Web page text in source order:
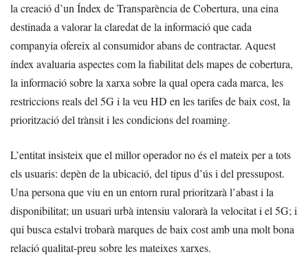
la creació d’un Índex de Transparència de Cobertura, una eina
destinada a valorar la claredat de la informació que cada
companyia ofereix al consumidor abans de contractar. Aquest
índex avaluaria aspectes com la fiabilitat dels mapes de cobertura,
la informació sobre la xarxa sobre la qual opera cada marca, les
restriccions reals del 5G i la veu HD en les tarifes de baix cost, la
priorització del trànsit i les condicions del roaming.
L’entitat insisteix que el millor operador no és el mateix per a tots
els usuaris: depèn de la ubicació, del tipus d’ús i del pressupost.
Una persona que viu en un entorn rural prioritzarà l’abast i la
disponibilitat; un usuari urbà intensiu valorarà la velocitat i el 5G; i
qui busca estalvi trobarà marques de baix cost amb una molt bona
relació qualitat-preu sobre les mateixes xarxes.